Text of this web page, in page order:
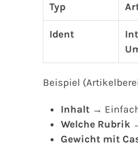
Typ
Ident
Beispiel
Inhalt →
Welche Rubrik
Gewicht mit